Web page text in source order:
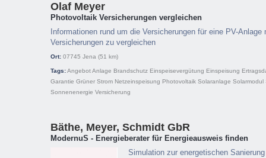
Olaf Meyer
Photovoltaik Versicherungen vergleichen
Informationen rund um die Versicherungen für eine PV-
Versicherungen zu vergleichen
Ort: 07745 Jena (51 km)
Tags:AngebotAnlage Brandschutz Einspeisevergütung Einspeisung
Garantie Grüner Strom Netzeinspeisung Photovoltaik Solaranlage Solarmodul
Sonnenenergie Versicherung
Bäthe, Meyer, Schmidt GbR
ModernuS - Energieberater für Energieausweis finden
Simulation zur energetischen